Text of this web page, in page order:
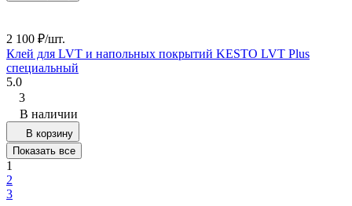
2 100 ₽/шт.
Клей для LVT и напольных покрытий KESTO LVT Plus
специальный
5.0
3
В наличии
В корзину
Показать все
1
2
3